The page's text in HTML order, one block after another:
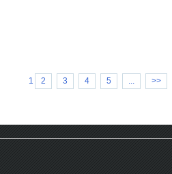
1 2 3 4 5 ... >>